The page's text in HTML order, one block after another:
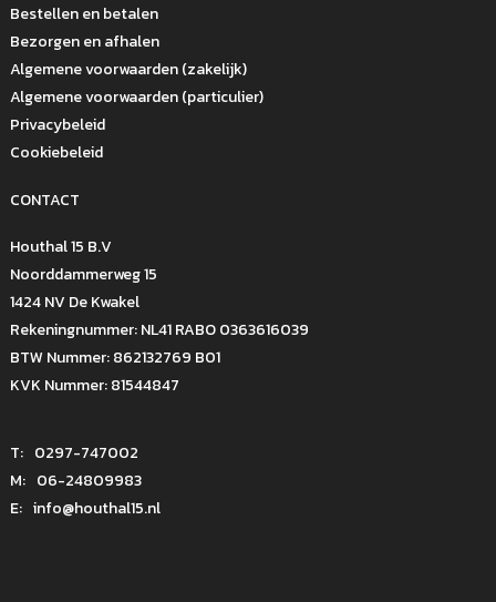
Bestellen en betalen
Bezorgen en afhalen
Algemene voorwaarden (zakelijk)
Algemene voorwaarden (particulier)
Privacybeleid
Cookiebeleid
CONTACT
Houthal 15 B.V
Noorddammerweg 15
1424 NV De Kwakel
Rekeningnummer: NL41 RABO 0363616039
BTW Nummer: 862132769 B01
KVK Nummer: 81544847
T: 0297-747002
M: 06-24809983
E: info@houthal15.nl